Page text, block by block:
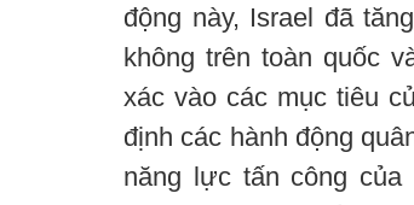
động này, Israel đã
không trên toàn quốc
xác vào các mục tiêu
định các hành động
năng lực tấn công